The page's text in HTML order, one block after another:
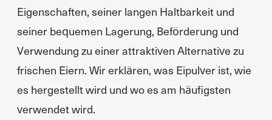
Eigenschaften, seiner langen Haltbarkeit und
seiner bequemen Lagerung, Beförderung und
Verwendung zu einer attraktiven Alternative zu
frischen Eiern. Wir erklären, was Eipulver ist, wie
es hergestellt wird und wo es am häufigsten
verwendet wird.